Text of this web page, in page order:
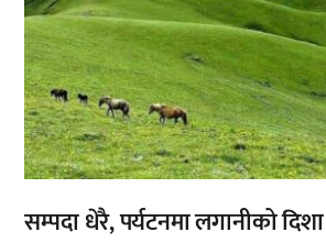
सम्पदा धेरै, पर्यटनमा लगानीको